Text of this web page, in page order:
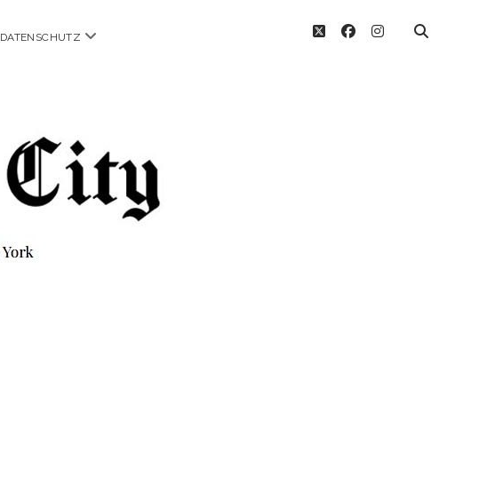
DATENSCHUTZ Menü
twitterfacebook
instagram